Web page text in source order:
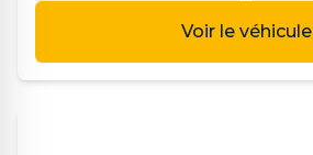
Voir le véhicule